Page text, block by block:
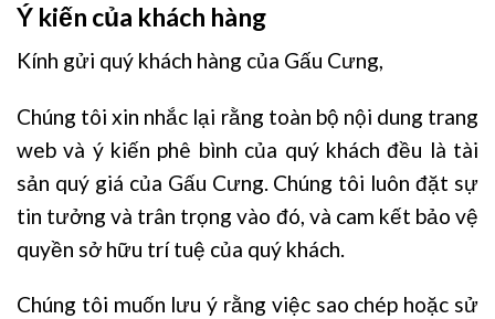
Ý kiến của khách hàng
Kính gửi quý khách hàng của Gấu Cưng,
Chúng tôi xin nhắc lại rằng toàn bộ nội dung trang
web và ý kiến phê bình của quý khách đều là tài
sản quý giá của Gấu Cưng. Chúng tôi luôn đặt sự
tin tưởng và trân trọng vào đó, và cam kết bảo vệ
quyền sở hữu trí tuệ của quý khách.
Chúng tôi muốn lưu ý rằng việc sao chép hoặc sử